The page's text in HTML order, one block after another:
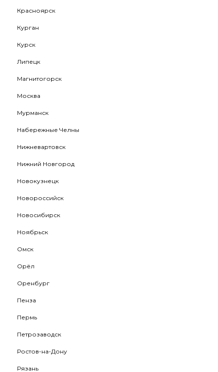
Красноярск
Курган
Курск
Липецк
Магнитогорск
Москва
Мурманск
Набережные Челны
Нижневартовск
Нижний Новгород
Новокузнецк
Новороссийск
Новосибирск
Ноябрьск
Омск
Орёл
Оренбург
Пенза
Пермь
Петрозаводск
Ростов-на-Дону
Рязань